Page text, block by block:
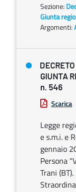
Sezione:
Giunta
Argomenti:
GIUNTA
n. 546
Scarica
Legge
e s.m.i. e
gennaio
Persona
Trani